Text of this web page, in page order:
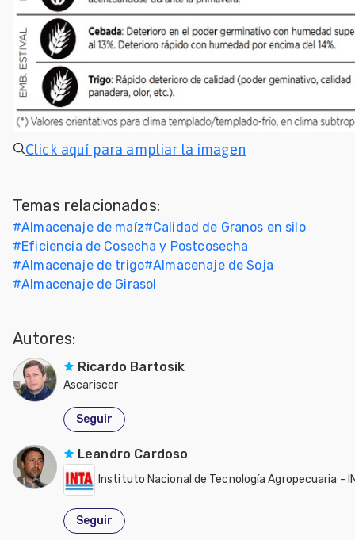
Click aquí para ampliar la imagen
Temas relacionados:
#Almacenaje de maíz#Calidad de Granos en silo
#Eficiencia de Cosecha y Postcosecha
#Almacenaje de trigo#Almacenaje de Soja
#Almacenaje de Girasol
Autores:
Ricardo Bartosik
Ascariscer
Seguir
Leandro Cardoso
Instituto Nacional de Tecnología Agropecuaria -
Seguir